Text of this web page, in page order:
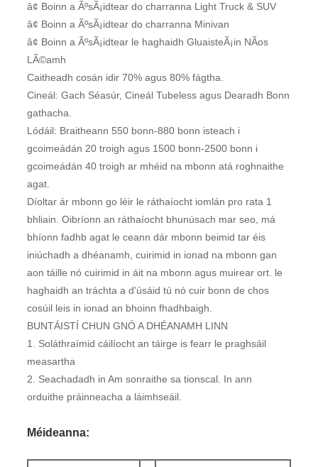
â¢ Boinn a ÃºsÃ¡idtear do charranna Light Truck & SUV
â¢ Boinn a ÃºsÃ¡idtear do charranna Minivan
â¢ Boinn a ÃºsÃ¡idtear le haghaidh GluaisteÃ¡in NÃos
LÃ©amh
Caitheadh ​​cosán idir 70% agus 80% fágtha.
Cineál: Gach Séasúr, Cineál Tubeless agus Dearadh Bonn
gathacha.
Lódáil: Braitheann 550 bonn-880 bonn isteach i
gcoimeádán 20 troigh agus 1500 bonn-2500 bonn i
gcoimeádán 40 troigh ar mhéid na mbonn atá roghnaithe
agat.
Díoltar ár mbonn go léir le ráthaíocht iomlán pro rata 1
bhliain. Oibríonn an ráthaíocht bhunúsach mar seo, má
bhíonn fadhb agat le ceann dár mbonn beimid tar éis
iniúchadh a dhéanamh, cuirimid in ionad na mbonn gan
aon táille nó cuirimid in áit na mbonn agus muirear ort. le
haghaidh an tráchta a d'úsáid tú nó cuir bonn de chos
cosúil leis in ionad an bhoinn fhadhbaigh.
BUNTÁISTÍ CHUN GNÓ A DHÉANAMH LINN
1. Soláthraímid cáilíocht an táirge is fearr le praghsáil
measartha
2. Seachadadh in Am sonraithe sa tionscal. In ann
orduithe práinneacha a láimhseáil.
Méideanna: